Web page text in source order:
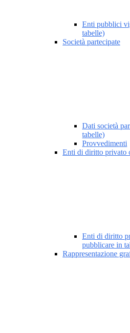
Enti pubblici
tabelle)
Società partecipate
Dati società
tabelle)
Provvedimenti
Enti di diritto privato
Enti di diritto
pubblicare in
Rappresentazione